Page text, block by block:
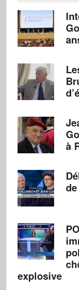
à
explosive